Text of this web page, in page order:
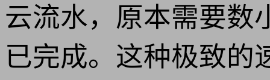
云流水，原本需要数
已完成。这种极致的